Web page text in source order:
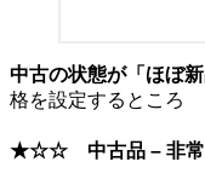
中古の状態が「ほぼ
格を設定するところ
★☆☆ 中古品 – 非